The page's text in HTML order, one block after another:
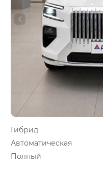
Гибрид
Автоматическая
Полный